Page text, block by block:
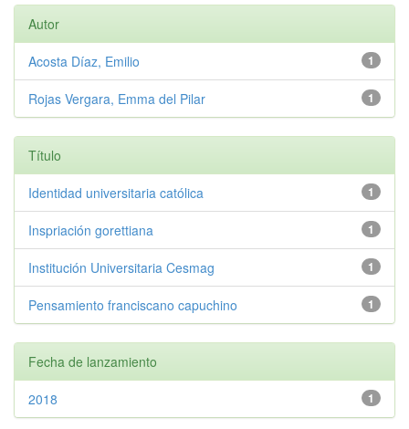
Autor
1
Acosta Díaz, Emilio
1
Rojas Vergara, Emma del Pilar
Título
1
Identidad universitaria católica
1
Inspriación gorettiana
1
Institución Universitaria Cesmag
1
Pensamiento franciscano capuchino
Fecha de lanzamiento
1
2018